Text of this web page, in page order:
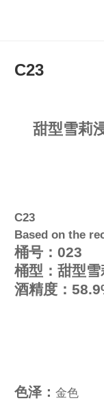
C23
甜型雪莉
C23
Based on the
桶号：023
桶型：甜型
酒精度：
色泽： 金色